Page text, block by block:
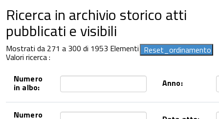
Ricerca in archivio storico atti
pubblicati e visibili
Mostrati da 271 a 300 di 1953 Elementi
Valori ricerca :
Numero
in albo: Anno:
Numero